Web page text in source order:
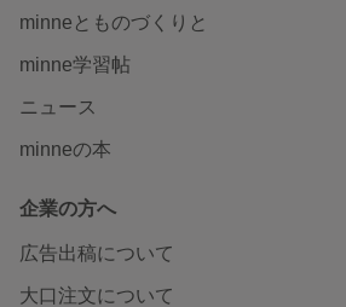
minneとものづくりと
minne学習帖
ニュース
minneの本
企業の方へ
広告出稿について
大口注文について